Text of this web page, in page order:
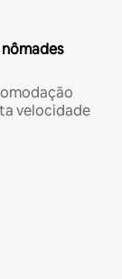
velocidade